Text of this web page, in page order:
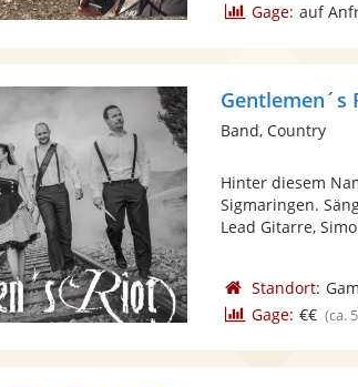
Gage: auf
Gentlemen´s
Band, Country
Hinter diesem
Sigmaringen.
Lead Gitarre,
Standort:
Gage: €€ (ca.